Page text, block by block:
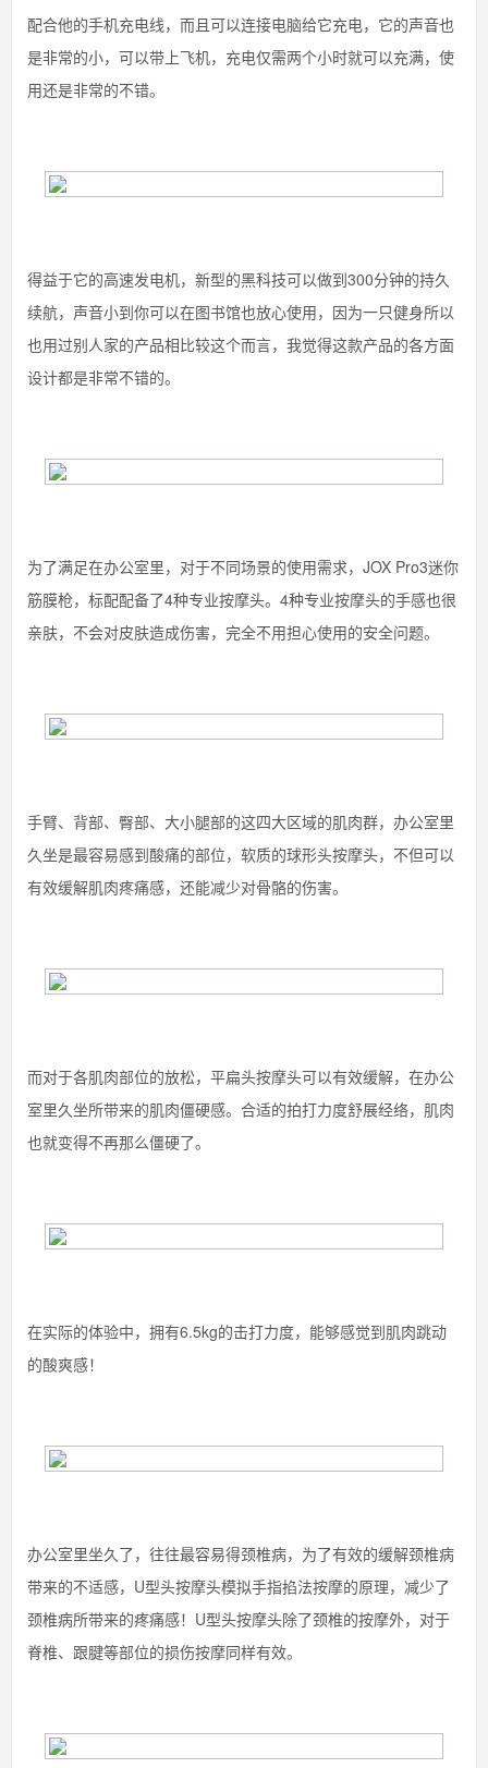
配合他的手机充电线，而且可以连接电脑给它充电，它的声音也
是非常的小，可以带上飞机，充电仅需两个小时就可以充满，使
用还是非常的不错。
得益于它的高速发电机，新型的黑科技可以做到300分钟的持久
续航，声音小到你可以在图书馆也放心使用，因为一只健身所以
也用过别人家的产品相比较这个而言，我觉得这款产品的各方面
设计都是非常不错的。
为了满足在办公室里，对于不同场景的使用需求，JOX Pro3迷你
筋膜枪，标配配备了4种专业按摩头。4种专业按摩头的手感也很
亲肤，不会对皮肤造成伤害，完全不用担心使用的安全问题。
手臂、背部、臀部、大小腿部的这四大区域的肌肉群，办公室里
久坐是最容易感到酸痛的部位，软质的球形头按摩头，不但可以
有效缓解肌肉疼痛感，还能减少对骨骼的伤害。
而对于各肌肉部位的放松，平扁头按摩头可以有效缓解，在办公
室里久坐所带来的肌肉僵硬感。合适的拍打力度舒展经络，肌肉
也就变得不再那么僵硬了。
在实际的体验中，拥有6.5kg的击打力度，能够感觉到肌肉跳动
的酸爽感！
办公室里坐久了，往往最容易得颈椎病，为了有效的缓解颈椎病
带来的不适感，U型头按摩头模拟手指掐法按摩的原理，减少了
颈椎病所带来的疼痛感！U型头按摩头除了颈椎的按摩外，对于
脊椎、跟腱等部位的损伤按摩同样有效。